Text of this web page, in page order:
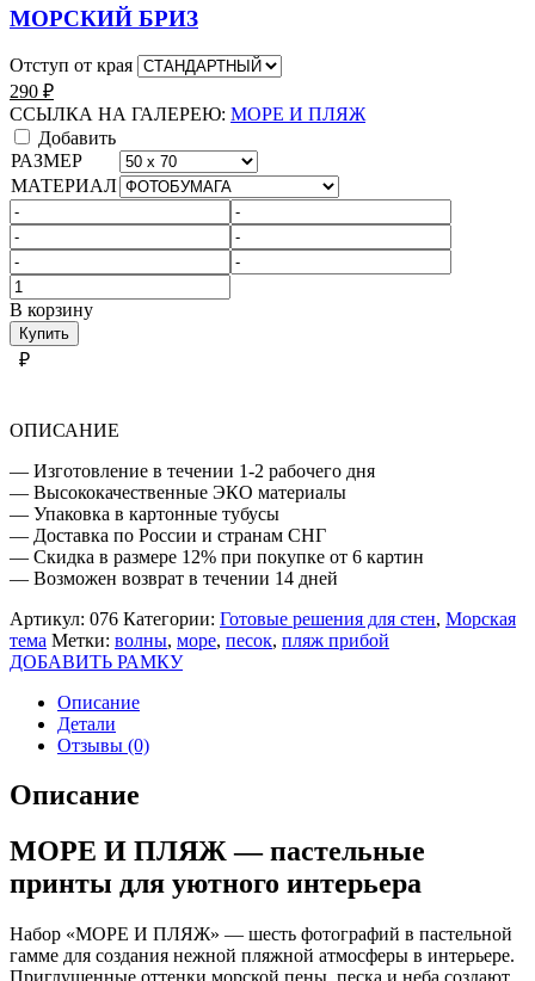
МОРСКИЙ БРИЗ
Отступ от края
290 ₽
ССЫЛКА НА ГАЛЕРЕЮ: МОРЕ И ПЛЯЖ
Добавить
РАЗМЕР
МАТЕРИАЛ
Количество
товара
МОРЕ
И
ПЛЯЖ
В корзину
Купить
₽
ОПИСАНИЕ
— Изготовление в течении 1-2 рабочего дня
— Высококачественные ЭКО материалы
— Упаковка в картонные тубусы
— Доставка по России и странам СНГ
— Скидка в размере 12% при покупке от 6 картин
— Возможен возврат в течении 14 дней
Артикул: 076 Категории: Готовые решения для стен, Морская
тема Метки: волны, море, песок, пляж прибой
ДОБАВИТЬ РАМКУ
Описание
Детали
Отзывы (0)
Описание
МОРЕ И ПЛЯЖ — пастельные
принты для уютного интерьера
Набор «МОРЕ И ПЛЯЖ» — шесть фотографий в пастельной
гамме для создания нежной пляжной атмосферы в интерьере.